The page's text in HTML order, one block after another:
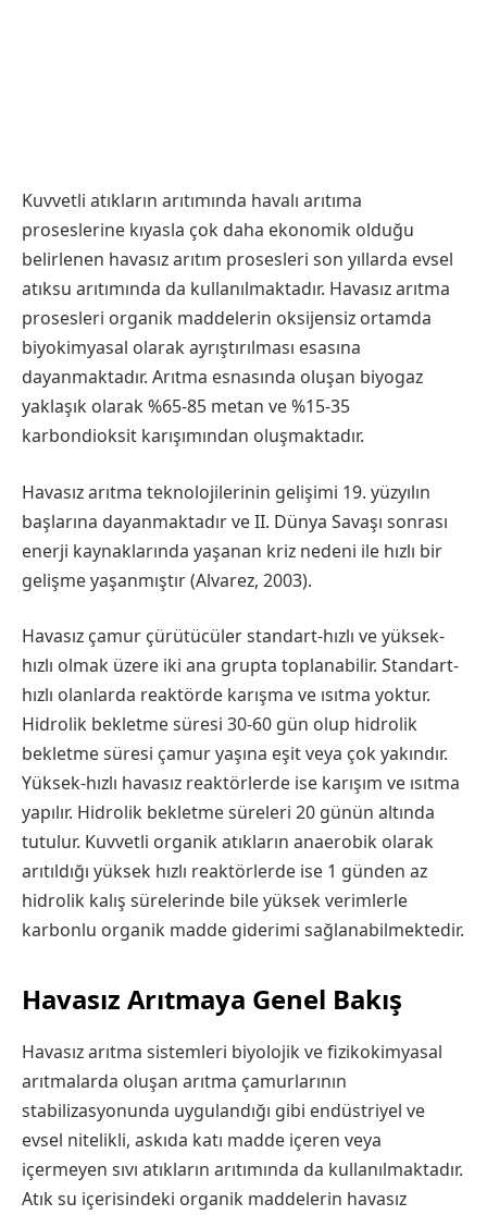
Kuvvetli atıkların arıtımında havalı arıtıma
proseslerine kıyasla çok daha ekonomik olduğu
belirlenen havasız arıtım prosesleri son yıllarda evsel
atıksu arıtımında da kullanılmaktadır. Havasız arıtma
prosesleri organik maddelerin oksijensiz ortamda
biyokimyasal olarak ayrıştırılması esasına
dayanmaktadır. Arıtma esnasında oluşan biyogaz
yaklaşık olarak %65-85 metan ve %15-35
karbondioksit karışımından oluşmaktadır.
Havasız arıtma teknolojilerinin gelişimi 19. yüzyılın
başlarına dayanmaktadır ve II. Dünya Savaşı sonrası
enerji kaynaklarında yaşanan kriz nedeni ile hızlı bir
gelişme yaşanmıştır (Alvarez, 2003).
Havasız çamur çürütücüler standart-hızlı ve yüksek-
hızlı olmak üzere iki ana grupta toplanabilir. Standart-
hızlı olanlarda reaktörde karışma ve ısıtma yoktur.
Hidrolik bekletme süresi 30-60 gün olup hidrolik
bekletme süresi çamur yaşına eşit veya çok yakındır.
Yüksek-hızlı havasız reaktörlerde ise karışım ve ısıtma
yapılır. Hidrolik bekletme süreleri 20 günün altında
tutulur. Kuvvetli organik atıkların anaerobik olarak
arıtıldığı yüksek hızlı reaktörlerde ise 1 günden az
hidrolik kalış sürelerinde bile yüksek verimlerle
karbonlu organik madde giderimi sağlanabilmektedir.
Havasız Arıtmaya Genel Bakış
Havasız arıtma sistemleri biyolojik ve fizikokimyasal
arıtmalarda oluşan arıtma çamurlarının
stabilizasyonunda uygulandığı gibi endüstriyel ve
evsel nitelikli, askıda katı madde içeren veya
içermeyen sıvı atıkların arıtımında da kullanılmaktadır.
Atık su içerisindeki organik maddelerin havasız